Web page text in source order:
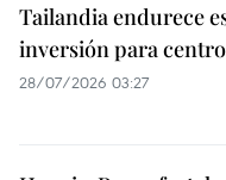
Tailandia endurece
inversión para
28/07/2026 03:27